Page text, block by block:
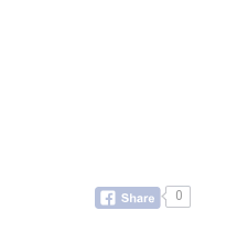
0